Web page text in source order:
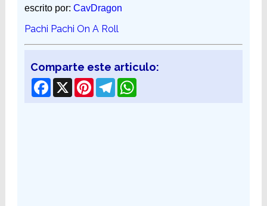
escrito por: CavDragon
Pachi Pachi On A Roll
Comparte este articulo:
Facebook
X PinterestTelegramWhatsApp